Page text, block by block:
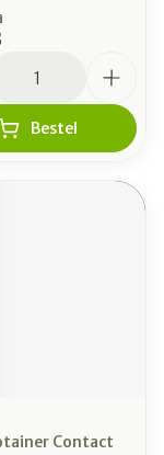
Bestel
Contact